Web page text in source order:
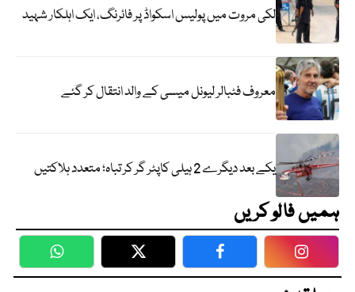
لکی مروت میں پولیس اسکواڈ پر فائرنگ، ایک اہلکار شہید
معروف فٹبالر لیونل میسی کے والد انتقال کر گئے
یکے بعد دیگرے 2 ہیلی کاپٹر گر کر تباہ؛ متعدد ہلاکتیں
ہمیں فالو کریں
WhatsApp Twitter Facebook